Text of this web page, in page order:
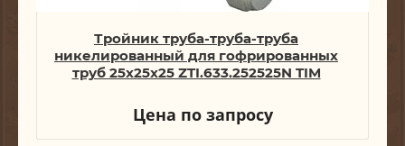
Тройник труба-труба-труба
никелированный для гофрированных
труб 25x25x25 ZTI.633.252525N TIM
Цена по запросу